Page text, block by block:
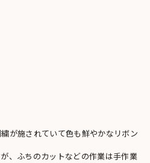
が施されていて色も鮮やかなリボン
、ふちのカットなどの作業は手作業